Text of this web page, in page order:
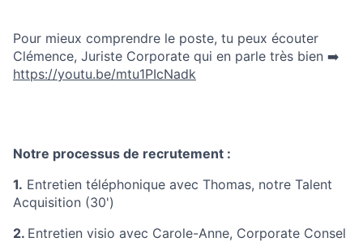
Pour mieux comprendre le poste, tu peux écouter
Clémence, Juriste Corporate qui en parle très bien ➡️
https://youtu.be/mtu1PIcNadk
Notre processus de recrutement :
1. Entretien téléphonique avec Thomas, notre Talent
Acquisition (30')
2. Entretien visio avec Carole-Anne, Corporate Consel